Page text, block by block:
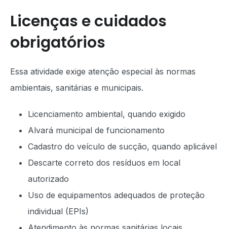
Licenças e cuidados
obrigatórios
Essa atividade exige atenção especial às normas
ambientais, sanitárias e municipais.
Licenciamento ambiental, quando exigido
Alvará municipal de funcionamento
Cadastro do veículo de sucção, quando aplicável
Descarte correto dos resíduos em local
autorizado
Uso de equipamentos adequados de proteção
individual (EPIs)